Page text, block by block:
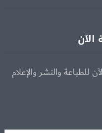
والنشر والإعلام